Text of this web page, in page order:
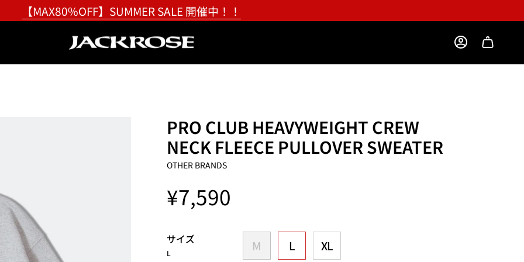
【MAX80%OFF】SUMMER SALE 開催中！！
ACCOUNT
PRO CLUB HEAVYWEIGHT CREW
NECK FLEECE PULLOVER SWEATER
OTHER BRANDS
¥7,590
サイズ
L M L XL